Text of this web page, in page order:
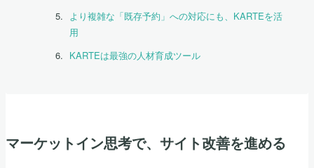
より複雑な「既存予約」への対応にも、KARTEを活
用
KARTEは最強の人材育成ツール
マーケットイン思考で、サイト改善を進める